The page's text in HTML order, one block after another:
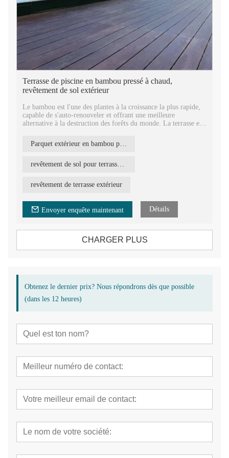
Terrasse de piscine en bambou pressé à chaud,
revêtement de sol extérieur
Le bambou est l'une des plantes à la croissance la plus rapide,
capable de s'auto-renouveler et offrant une meilleure
alternative à la destruction des forêts du monde. La terrasse en
compressées, elle est donc très respectueuse de
l'environnement.
Le bambou tressé est un nouveau type de matériau dans le
terrasse, les terrasses, les revêtements de sol extérieurs, etc. Les
terrasses en bambou tressé peuvent être utilisées là où d'autres
au WPC.
Parquet extérieur en bambou pressé à chaud
revêtement de sol pour terrasse de piscine
revêtement de terrasse extérieur
Envoyer enquête maintenant Détails
CHARGER PLUS
Obtenez le dernier prix? Nous répondrons dès que possible
(dans les 12 heures)